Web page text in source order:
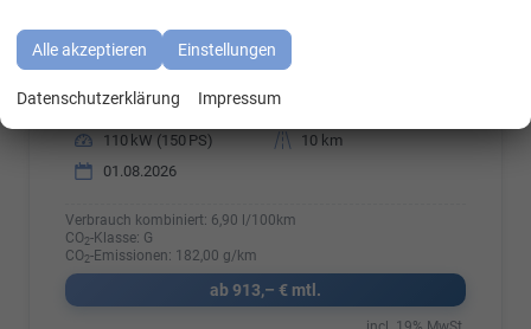
Kraftstoff Diesel
Leistung
110 kW (150 PS) Kilometerstand
10 km
01.08.2026
Verbrauch kombiniert: 6,90 l/100km
CO2-Klasse: G
CO2-Emissionen: 182,00 g/km
ab 913,– € mtl.
Alle akzeptieren Einstellungen
Datenschutzerklärung Impressum